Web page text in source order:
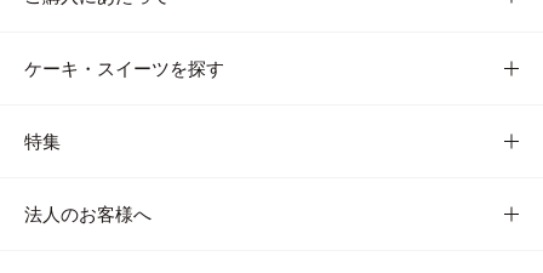
ケーキ・スイーツを探す
特集
法人のお客様へ